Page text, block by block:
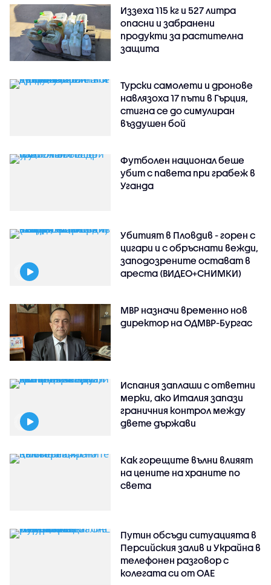
Иззеха 115 кг и 527 литра
опасни и забранени
продукти за растителна
защита
Турски самолети и дронове
навлязоха 17 пъти в Гърция,
стигна се до симулиран
въздушен бой
Футболен национал беше
убит с павета при грабеж в
Уганда
Убитият в Пловдив - горен с
цигари и с обръснати вежди,
заподозрените остават в
ареста (ВИДЕО+СНИМКИ)
МВР назначи временно нов
директор на ОДМВР-Бургас
Испания заплаши с ответни
мерки, ако Италия запази
граничния контрол между
двете държави
Как горещите вълни влияят
на цените на храните по
света
Путин обсъди ситуацията в
Персийския залив и Украйна в
телефонен разговор с
колегата си от ОАЕ